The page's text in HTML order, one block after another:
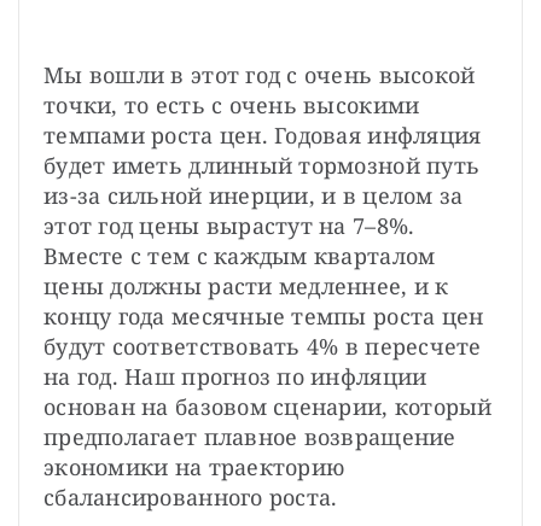
Мы вошли в этот год с очень высокой
точки, то есть с очень высокими
темпами роста цен. Годовая инфляция
будет иметь длинный тормозной путь
из-за сильной инерции, и в целом за
этот год цены вырастут на 7–8%.
Вместе с тем с каждым кварталом
цены должны расти медленнее, и к
концу года месячные темпы роста цен
будут соответствовать 4% в пересчете
на год. Наш прогноз по инфляции
основан на базовом сценарии, который
предполагает плавное возвращение
экономики на траекторию
сбалансированного роста.